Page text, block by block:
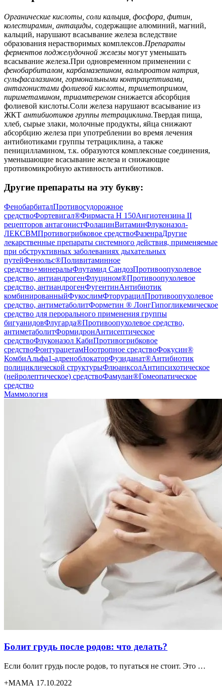
Органические кислоты, соли кальция, фосфора, фитин,
колестирамин, антациды, содержащие алюминий, магний,
кальций, нарушают всасывание железа вследствие
образования нерастворимых комплексов.Препараты
ферментов поджелудочной железы могут уменьшать
всасывание железа.При одновременном применении с
фенобарбиталом, карбамазепином, вальпроатом натрия,
сульфасалазином, гормональными контрацептивами,
антагонистами фолиевой кислоты, триметопримом,
пириметамином, триамтереном снижается абсорбция
фолиевой кислоты.Соли железа нарушают всасывание из
ЖКТ антибиотиков группы тетрациклина.Твердая пища,
хлеб, сырые злаки, молочные продукты, яйца снижают
абсорбцию железа при употреблении во время лечения
антибиотиками группы тетрациклина, а также
пеницилламином, т.к. образуются комплексные соединения,
уменьшающие всасывание железа и снижающие
противомикробную активность антибиотиков.
Другие препараты на эту букву:
ФенобарбиталПротивосудорожное
средствоФортевигал®Фирмаста Н 150Ангиотензина II
рецепторов антагонистФолацинВитаминФлуконазол-
ЛЕКСВМПротивогрибковое средствоФазенраДругие
лекарственные препараты системного действия, применяемые
при обструктивных заболеваниях дыхательных
путейФенюльс®Поливитаминное
средство+минералыФлутамид СандозПротивоопухолевое
средство, антиандрогенФлуцином®Противоопухолевое
средство, антиандрогенФугентинАнтибиотик
комбинированныйФукослимФторурацилПротивоопухолевое
средство, антиметаболитФорметин ® ЛонгГипогликемическое
средство для перорального применения группы
бигуанидовФлугарда®Противоопухолевое средство,
антиметаболитФормидронАнтисептическое
средствоФлуконазол КабиПротивогрибковое
средствоФонтурацетамНоотропное средствоФокусин®
КомбиАльфа1-адреноблокаторФузиданат®Антибиотик
полициклической структурыФлюанксолАнтипсихотическое
(нейролептическое) средствоФамулан®Гомеопатическое
средство
Маммология
Болит грудь после родов: что делать?
Если болит грудь после родов, то пугаться не стоит. Это …
+МАМА 17.10.2022